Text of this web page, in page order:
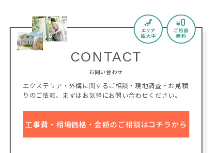
CONTACT
お問い合わせ
エクステリア・外構に関するご相談・現地調査・お見積
りのご依頼、
まずはお気軽にお問い合わせください。
工事費・相場価格・金額のご相談はコチラから